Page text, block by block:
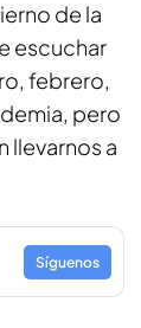
de la
escuchar
febrero,
pero
llevarnos a
Síguenos